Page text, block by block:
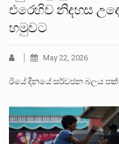
එරෙහිව නිදහස
හමුවට
May 22, 2026
ඊයේ දිනයේ සර්වජන බලය